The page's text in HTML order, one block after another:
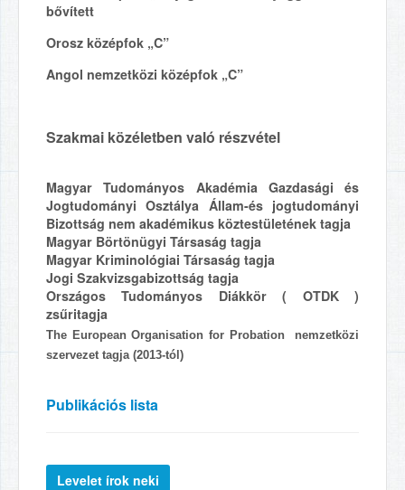
bővített
Orosz középfok „C”
Angol nemzetközi középfok „C”
Szakmai közéletben való részvétel
Magyar Tudományos Akadémia Gazdasági és
Jogtudományi Osztálya Állam-és jogtudományi
Bizottság nem akadémikus köztestületének tagja
Magyar Börtönügyi Társaság tagja
Magyar Kriminológiai Társaság tagja
Jogi Szakvizsgabizottság tagja
Országos Tudományos Diákkör ( OTDK )
zsűritagja
The European Organisation for Probation
nemzetközi
szervezet tagja (2013-tól)
Publikációs lista